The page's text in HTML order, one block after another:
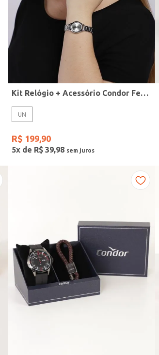
Kit Relógio + Acessório Condor Feminino PRATA
UN
R$ 199,90
5x de R$ 39,98